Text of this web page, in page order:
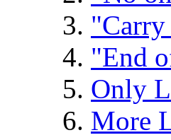
"End
Only
More